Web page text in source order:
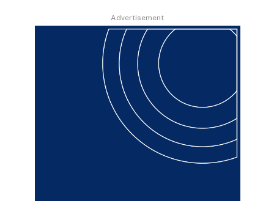
Advertisement